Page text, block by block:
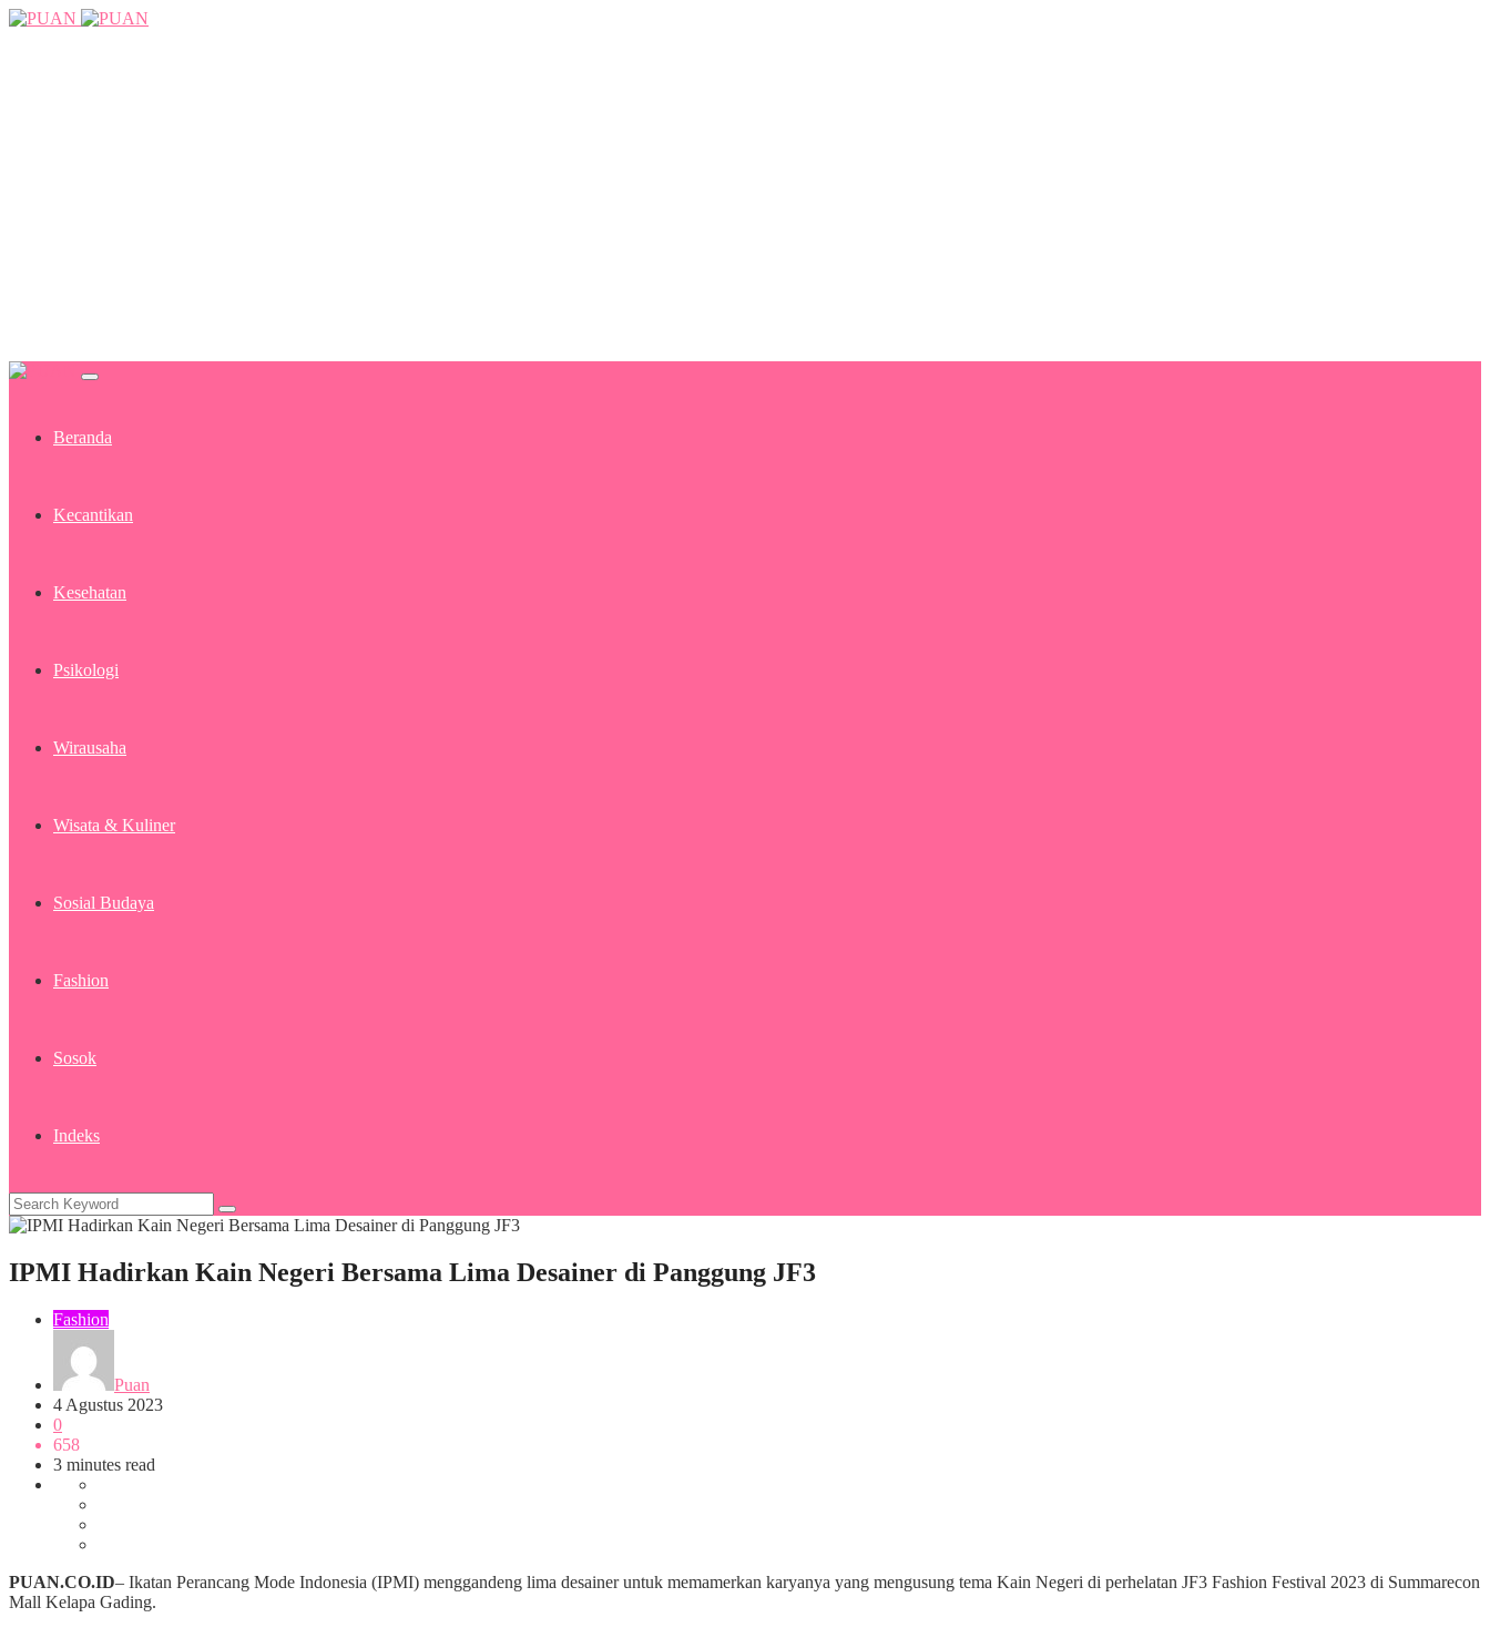
Beranda
Kecantikan
Kesehatan
Psikologi
Wirausaha
Wisata & Kuliner
Sosial Budaya
Fashion
Sosok
Indeks
IPMI Hadirkan Kain Negeri Bersama Lima Desainer di Panggung JF3
Fashion
Puan
4 Agustus 2023
0
658
3 minutes read
PUAN.CO.ID– Ikatan Perancang Mode Indonesia (IPMI) menggandeng lima desainer untuk memamerkan karyanya yang mengusung tema Kain Negeri di perhelatan JF3 Fashion Festival 2023 di Summarecon
Mall Kelapa Gading.